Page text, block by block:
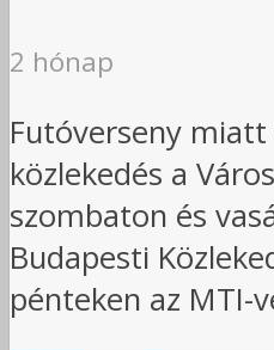
2 hónap
Futóverseny
közlekedés a
szombaton és
Budapesti
pénteken az MTI-